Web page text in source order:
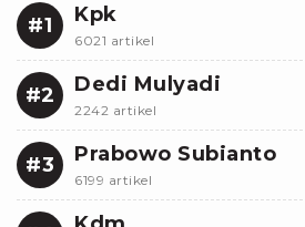
#1 Kpk
6021 artikel
#2 Dedi Mulyadi
2242 artikel
#3 Prabowo Subianto
6199 artikel